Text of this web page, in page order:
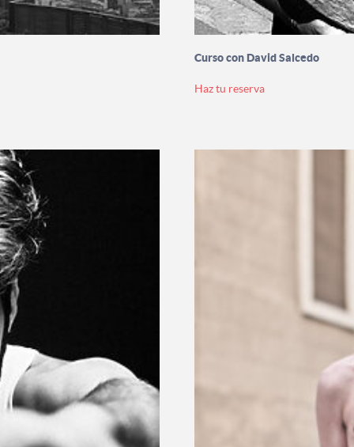
Curso con David Salcedo
Haz tu reserva